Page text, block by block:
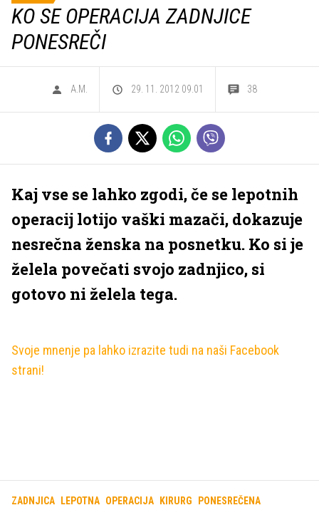
KO SE OPERACIJA ZADNJICE
PONESREČI
A.M. 29. 11. 2012 09.01 38
Kaj vse se lahko zgodi, če se lepotnih
operacij lotijo vaški mazači, dokazuje
nesrečna ženska na posnetku. Ko si je
želela povečati svojo zadnjico, si
gotovo ni želela tega.
Svoje mnenje pa lahko izrazite tudi na naši Facebook
strani!
ZADNJICA LEPOTNA OPERACIJA KIRURG PONESREČENA